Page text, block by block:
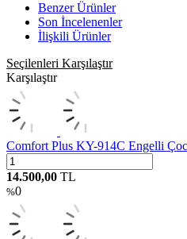
Benzer Ürünler
Son İncelenenler
İlişkili Ürünler
Seçilenleri Karşılaştır
Karşılaştır
Comfort Plus KY-914C Engelli
14.500,00 TL
%0